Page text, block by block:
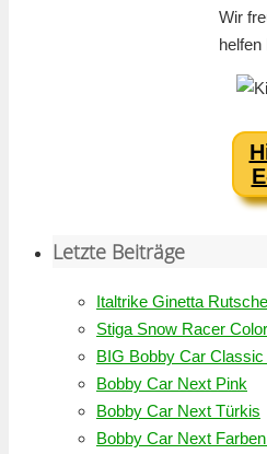
Wir
helfen
Letzte Beiträge
Italtrike Ginetta
Stiga Snow Racer
BIG Bobby Car
Bobby Car Next Pink
Bobby Car Next Türkis
Bobby Car Next